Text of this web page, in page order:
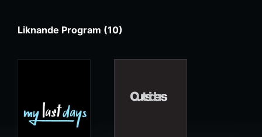
Liknande Program (10)